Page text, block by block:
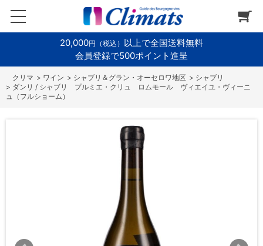
20,000円（税込） 以上で全国送料無料
会員登録で500ポイント進呈
> ワイン > シャブリ＆グラン・オーセロワ地区 > シャブリ
> ダンリ / シャブリ プルミエ・クリュ ロムモール ヴィエイユ・ヴィーニ
ュ（フルショーム）